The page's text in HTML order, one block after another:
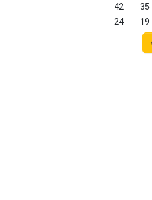
35
42
19
24